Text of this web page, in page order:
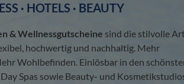
· HOTELS · BEAUTY
& Wellnessgutscheine sind die stilvolle
hochwertig und nachhaltig. Mehr
Wohlbefinden. Einlösbar in den
Spas sowie Beauty- und